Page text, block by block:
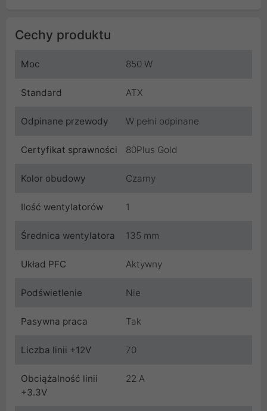
Cechy produktu
Moc 850 W
Standard ATX
Odpinane przewody W pełni odpinane
Certyfikat sprawności 80Plus Gold
Kolor obudowy Czarny
Ilość wentylatorów 1
Średnica wentylatora 135 mm
Układ PFC Aktywny
Podświetlenie Nie
Pasywna praca Tak
Liczba linii +12V 70
Obciążalność linii
+3.3V
22 A